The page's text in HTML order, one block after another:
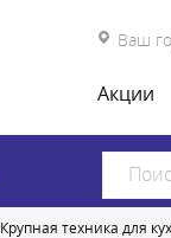
Ваш
Акции
Крупная техника для